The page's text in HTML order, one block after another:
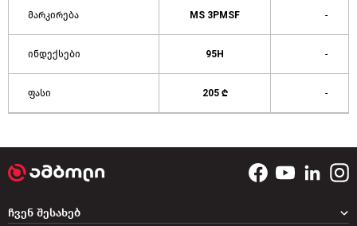
მარკირება MS 3PMSF -
ინდექსები 95H -
ფასი 205 ₾ -
ჩვენ შესახებ